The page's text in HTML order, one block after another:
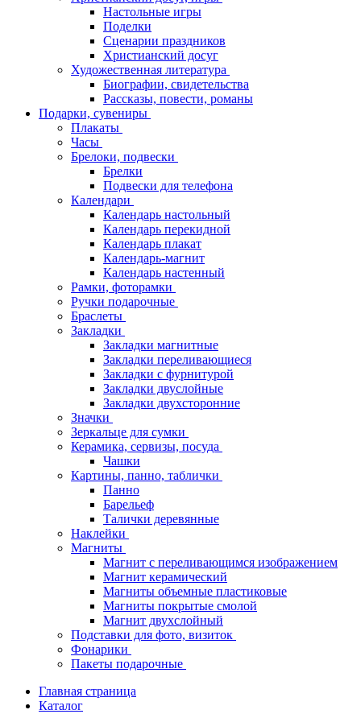
Настольные игры
Поделки
Сценарии праздников
Христианский досуг
Художественная литература
Биографии, свидетельства
Рассказы, повести, романы
Подарки, сувениры
Плакаты
Часы
Брелоки, подвески
Брелки
Подвески для телефона
Календари
Календарь настольный
Календарь перекидной
Календарь плакат
Календарь-магнит
Календарь настенный
Рамки, фоторамки
Ручки подарочные
Браслеты
Закладки
Закладки магнитные
Закладки переливающиеся
Закладки с фурнитурой
Закладки двуслойные
Закладки двухсторонние
Значки
Зеркальце для сумки
Керамика, сервизы, посуда
Чашки
Картины, панно, таблички
Панно
Барельеф
Талички деревянные
Наклейки
Магниты
Магнит с переливающимся изображением
Магнит керамический
Магниты объемные пластиковые
Магниты покрытые смолой
Магнит двухслойный
Подставки для фото, визиток
Фонарики
Пакеты подарочные
Главная страница
Каталог